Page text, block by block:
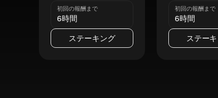
初回の報酬まで
6時間
ステーキング
初回の報酬まで
6時間
ステー